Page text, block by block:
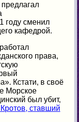
году сменил
кафедрой.
права,
Кстати, в своё
Морское
был убит,
ставший